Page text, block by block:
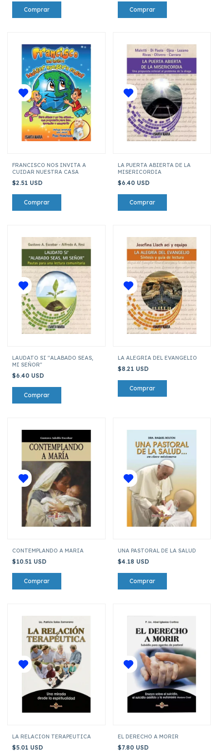
FRANCISCO NOS INVITA A
CUIDAR NUESTRA CASA
$2.51 USD
LA PUERTA ABIERTA DE LA
MISERICORDIA
$6.40 USD
LAUDATO SI "ALABADO SEAS,
MI SEÑOR"
$6.40 USD
LA ALEGRIA DEL EVANGELIO
$8.21 USD
CONTEMPLANDO A MARIA
$10.51 USD
UNA PASTORAL DE LA SALUD
$4.18 USD
LA RELACION TERAPEUTICA
$5.01 USD
EL DERECHO A MORIR
$7.80 USD